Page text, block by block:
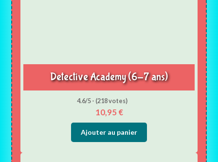
Detective Academy (6-7 ans)
4.6/5 - (218 votes)
10,95 €
Ajouter au panier